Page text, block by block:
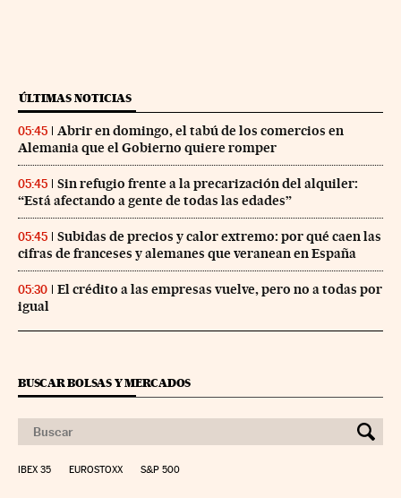
ÚLTIMAS NOTICIAS
05:45
Abrir en domingo, el tabú de los comercios en
Alemania que el Gobierno quiere romper
05:45
Sin refugio frente a la precarización del alquiler:
“Está afectando a gente de todas las edades”
05:45
Subidas de precios y calor extremo: por qué caen las
cifras de franceses y alemanes que veranean en España
05:30
El crédito a las empresas vuelve, pero no a todas por
igual
BUSCAR BOLSAS Y MERCADOS
IBEX 35 EUROSTOXX S&P 500